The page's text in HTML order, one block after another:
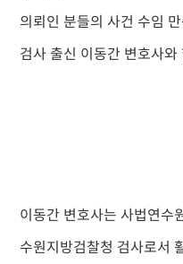
의뢰인 분들의 사건 수임
검사 출신 이동간 변호사
이동간 변호사는 사법연수
수원지방검찰청 검사로서